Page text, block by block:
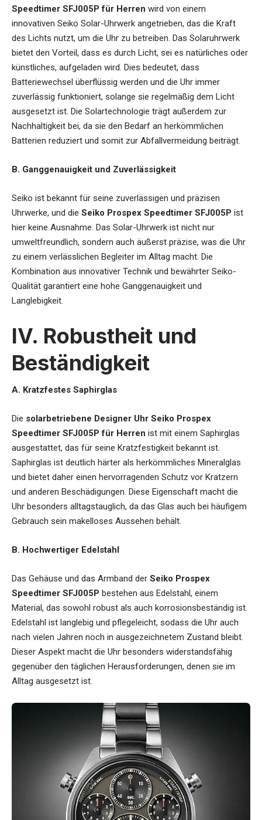
Speedtimer SFJ005P für Herren wird von einem
innovativen Seiko Solar-Uhrwerk angetrieben, das die Kraft
des Lichts nutzt, um die Uhr zu betreiben. Das Solaruhrwerk
bietet den Vorteil, dass es durch Licht, sei es natürliches oder
künstliches, aufgeladen wird. Dies bedeutet, dass
Batteriewechsel überflüssig werden und die Uhr immer
zuverlässig funktioniert, solange sie regelmäßig dem Licht
ausgesetzt ist. Die Solartechnologie trägt außerdem zur
Nachhaltigkeit bei, da sie den Bedarf an herkömmlichen
Batterien reduziert und somit zur Abfallvermeidung beiträgt.
B. Ganggenauigkeit und Zuverlässigkeit
Seiko ist bekannt für seine zuverlässigen und präzisen
Uhrwerke, und die Seiko Prospex Speedtimer SFJ005P ist
hier keine Ausnahme. Das Solar-Uhrwerk ist nicht nur
umweltfreundlich, sondern auch äußerst präzise, was die Uhr
zu einem verlässlichen Begleiter im Alltag macht. Die
Kombination aus innovativer Technik und bewährter Seiko-
Qualität garantiert eine hohe Ganggenauigkeit und
Langlebigkeit.
IV. Robustheit und
Beständigkeit
A. Kratzfestes Saphirglas
Die solarbetriebene Designer Uhr Seiko Prospex
Speedtimer SFJ005P für Herren ist mit einem Saphirglas
ausgestattet, das für seine Kratzfestigkeit bekannt ist.
Saphirglas ist deutlich härter als herkömmliches Mineralglas
und bietet daher einen hervorragenden Schutz vor Kratzern
und anderen Beschädigungen. Diese Eigenschaft macht die
Uhr besonders alltagstauglich, da das Glas auch bei häufigem
Gebrauch sein makelloses Aussehen behält.
B. Hochwertiger Edelstahl
Das Gehäuse und das Armband der Seiko Prospex
Speedtimer SFJ005P bestehen aus Edelstahl, einem
Material, das sowohl robust als auch korrosionsbeständig ist.
Edelstahl ist langlebig und pflegeleicht, sodass die Uhr auch
nach vielen Jahren noch in ausgezeichnetem Zustand bleibt.
Dieser Aspekt macht die Uhr besonders widerstandsfähig
gegenüber den täglichen Herausforderungen, denen sie im
Alltag ausgesetzt ist.